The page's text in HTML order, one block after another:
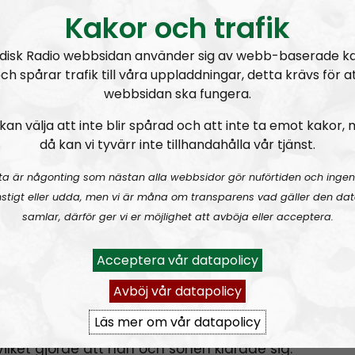
med två föräldrar hade det kanske inte varit hela
föräldrar som tvingas stanna
är utebliven inkomst i flera veckor inte att leka
ju, det gör det ju.
att han lyckligtvis hade jobbat övertid förra
Det blev därför en normal lön som han fick ut
gjorde att han och sonen klarade sig.
Kakor och trafik
Radio webbsidan använder sig av webb-baserade
spårar trafik till våra uppladdningar, detta krävs för
webbsidan ska fungera.
välja att inte blir spårad och att inte ta emot kakor,
då kan vi tyvärr inte tillhandahålla vår tjänst.
är någonting som nästan alla webbsidor gör nuförtiden och
eller udda, men vi är måna om transparens vad gäller den
samlar, därför ger vi er möjlighet att avböja eller acceptera.
Acceptera vår datapolicy
Avböj vår datapolicy
Läs mer om vår datapolicy